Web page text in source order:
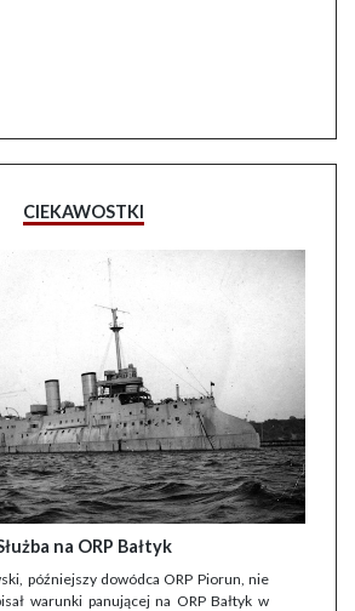
CIEKAWOSTKI
na ORP Bałtyk
późniejszy dowódca ORP Piorun, nie
warunki panującej na ORP Bałtyk w